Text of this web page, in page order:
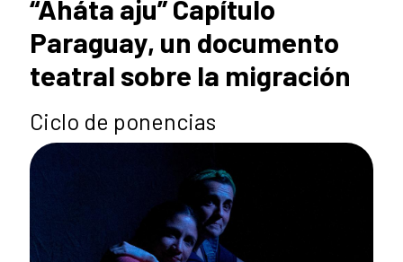
“Aháta aju” Capítulo
Paraguay, un documento
teatral sobre la migración
Ciclo de ponencias